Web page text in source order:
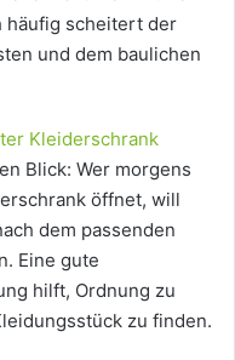
häufig scheitert der
und dem baulichen
Kleiderschrank
Blick: Wer morgens
öffnet, will
dem passenden
Eine gute
hilft, Ordnung zu
zu finden.